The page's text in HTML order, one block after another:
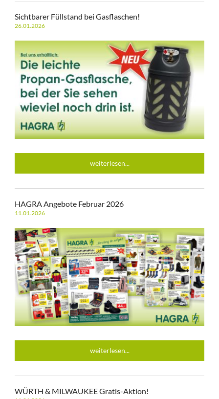
Sichtbarer Füllstand bei Gasflaschen!
26.01.2026
weiterlesen...
HAGRA Angebote Februar 2026
11.01.2026
weiterlesen...
WÜRTH & MILWAUKEE Gratis-Aktion!